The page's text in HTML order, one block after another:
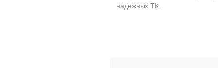
надежных ТК.